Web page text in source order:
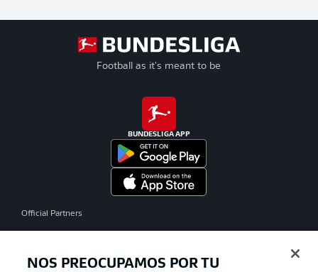
Football as it's meant to be
BUNDESLIGA APP
Official Partners
NOS PREOCUPAMOS POR TU